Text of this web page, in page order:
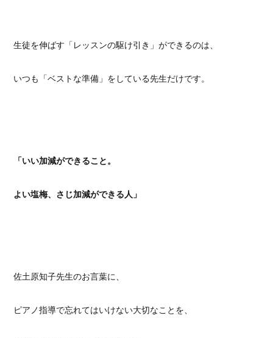
生徒を伸ばす「レッスンの駆け引き」ができるのは、
いつも「ベストな準備」をしている先生だけです。
「いい加減ができること。
よい塩梅、さじ加減ができる人」
佐土原知子先生のお言葉に、
ピアノ指導で忘れてはいけない大切なことを、